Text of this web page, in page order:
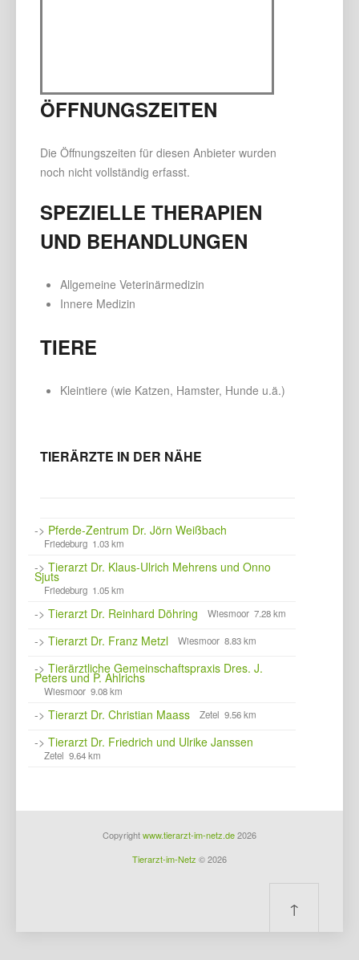
ÖFFNUNGSZEITEN
Die Öffnungszeiten für diesen Anbieter wurden
noch nicht vollständig erfasst.
SPEZIELLE THERAPIEN
UND BEHANDLUNGEN
Allgemeine Veterinärmedizin
Innere Medizin
TIERE
Kleintiere (wie Katzen, Hamster, Hunde u.ä.)
TIERÄRZTE IN DER NÄHE
-> Pferde-Zentrum Dr. Jörn Weißbach
Friedeburg 1.03 km
-> Tierarzt Dr. Klaus-Ulrich Mehrens und Onno
Sjuts
Friedeburg 1.05 km
-> Tierarzt Dr. Reinhard Döhring Wiesmoor 7.28 km
-> Tierarzt Dr. Franz Metzl Wiesmoor 8.83 km
-> Tierärztliche Gemeinschaftspraxis Dres. J.
Peters und P. Ahlrichs
Wiesmoor 9.08 km
-> Tierarzt Dr. Christian Maass Zetel 9.56 km
-> Tierarzt Dr. Friedrich und Ulrike Janssen
Zetel 9.64 km
Copyrightwww.tierarzt-im-netz.de2026
Tierarzt-im-Netz © 2026
↑